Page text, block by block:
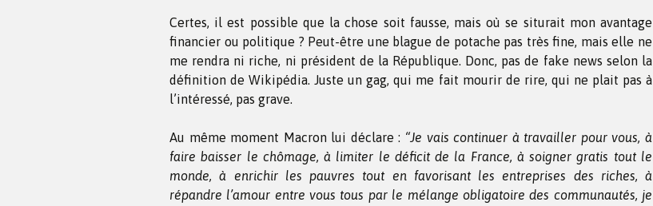
Certes, il est possible que la chose soit fausse, mais où se siturait mon avantage
financier ou politique ? Peut-être une blague de potache pas très fine, mais elle ne
me rendra ni riche, ni président de la République. Donc, pas de fake news selon la
définition de Wikipédia. Juste un gag, qui me fait mourir de rire, qui ne plait pas à
l’intéressé, pas grave.
Au même moment Macron lui déclare : “Je vais continuer à travailler pour vous, à
faire baisser le chômage, à limiter le déficit de la France, à soigner gratis tout le
monde, à enrichir les pauvres tout en favorisant les entreprises des riches, à
répandre l’amour entre vous tous par le mélange obligatoire des communautés, je